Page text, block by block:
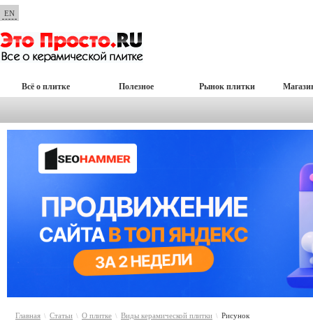
EN
Всё о плитке Полезное Рынок плитки
Главная \ Статьи \ О плитке \ Виды керамической плитки \ Рисунок